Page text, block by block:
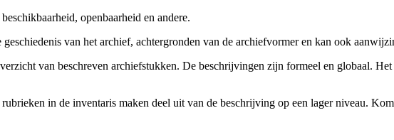
openbaarheid en andere.
van het archief, achtergronden van de archiefvormer en kan ook
van beschreven archiefstukken. De beschrijvingen zijn formeel en globaal.
in de inventaris maken deel uit van de beschrijving op een lager niveau.